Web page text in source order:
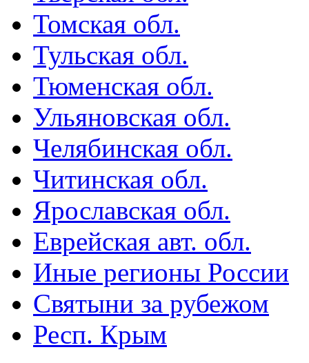
Томская обл.
Тульская обл.
Тюменская обл.
Ульяновская обл.
Челябинская обл.
Читинская обл.
Ярославская обл.
Еврейская авт. обл.
Иные регионы России
Святыни за рубежом
Респ. Крым